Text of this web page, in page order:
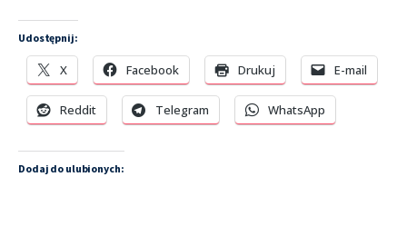
Udostępnij:
X Facebook Drukuj E-mail
Reddit Telegram WhatsApp
Dodaj do ulubionych: